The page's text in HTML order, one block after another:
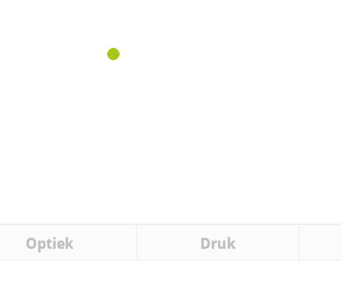
Optiek Druk